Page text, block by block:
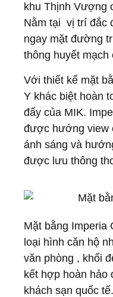
khu Thịnh Vượng
Nằm tại vị trí đắc
ngay mặt đường
thông huyết mạch
Với thiết kế mặt
Y khác biệt hoàn
đấy của MIK.
được hướng view
ánh sáng và
được lưu thông
Mặt bằng Imperia
loại hình căn hộ
văn phòng , khối
kết hợp hoàn hảo
khách sạn quốc